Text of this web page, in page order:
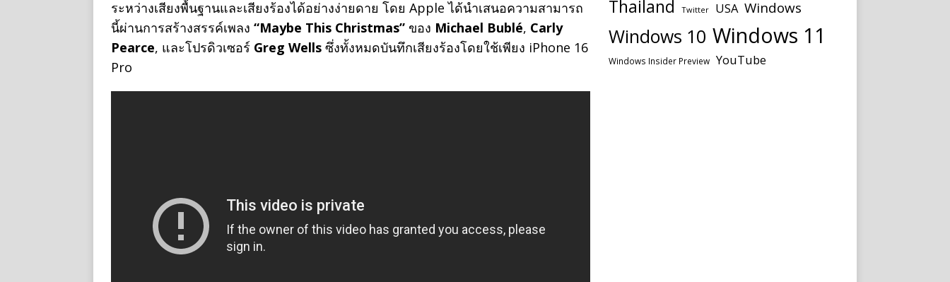
ระหว่างเสียงพื้นฐานและเสียงร้องได้อย่างง่ายดาย โดย Apple ได้นำเสนอความสามารถ
นี้ผ่านการสร้างสรรค์เพลง “Maybe This Christmas” ของ Michael Bublé, Carly
Pearce, และโปรดิวเซอร์ Greg Wells ซึ่งทั้งหมดบันทึกเสียงร้องโดยใช้เพียง iPhone 16
Pro
Thailand Twitter USA Windows
Windows 10 Windows 11
Windows Insider Preview YouTube